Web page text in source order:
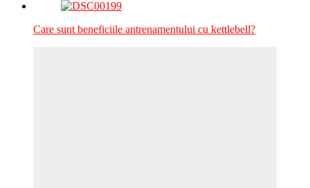
Care sunt beneficiile antrenamentului cu kettlebell?